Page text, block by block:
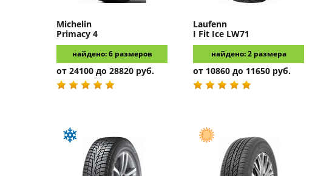
Michelin
Primacy 4
найдено: 6 размеров
от 24100 до 28820 руб.
Laufenn
I Fit Ice LW71
найдено: 2 размера
от 10860 до 11650 руб.